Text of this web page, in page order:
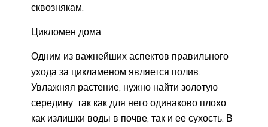
сквознякам.
Цикломен дома
Одним из важнейших аспектов правильного
ухода за цикламеном является полив.
Увлажняя растение, нужно найти золотую
середину, так как для него одинаково плохо,
как излишки воды в почве, так и ее сухость. В